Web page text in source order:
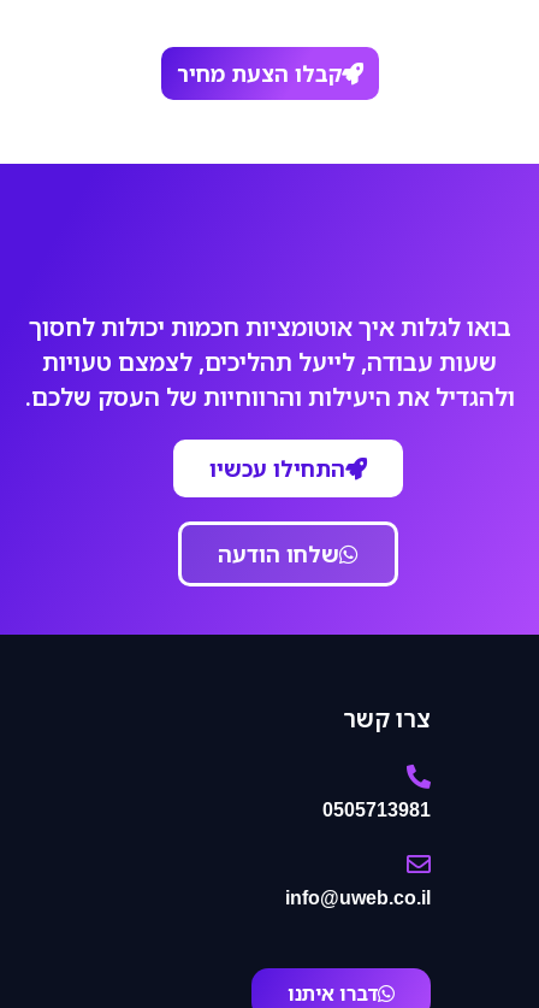
קבלו הצעת מחיר
שלחו הודעה
התחילו עכשיו
בואו לגלות איך אוטומציות חכמות יכולות לחסוך
שעות עבודה, לייעל תהליכים, לצמצם טעויות
ולהגדיל את היעילות והרווחיות של העסק שלכם.
צרו קשר
0505713981
info@uweb.co.il
דברו איתנו